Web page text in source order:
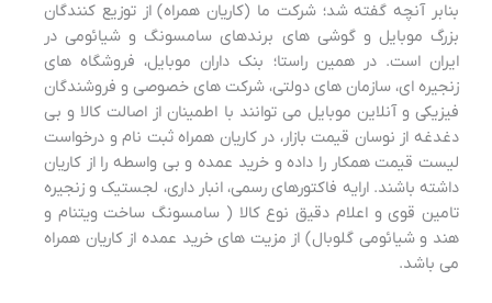
بنابر آنچه گفته شد؛ شرکت ما (کاریان همراه) از توزیع کنندگان
بزرگ موبایل و گوشی های برندهای سامسونگ و شیائومی در
ایران است. در همین راستا؛ بنک داران موبایل، فروشگاه های
زنجیره ای، سازمان های دولتی، شرکت های خصوصی و فروشندگان
فیزیکی و آنلاین موبایل می توانند با اطمینان از اصالت کالا و بی
دغدغه از نوسان قیمت بازار، در کاریان همراه ثبت نام و درخواست
لیست قیمت همکار را داده و خرید عمده و بی واسطه را از کاریان
داشته باشند. ارایه فاکتورهای رسمی، انبار داری، لجستیک و زنجیره
تامین قوی و اعلام دقیق نوع کالا ( سامسونگ ساخت ویتنام و
هند و شیائومی گلوبال) از مزیت های خرید عمده از کاریان همراه
می باشد.